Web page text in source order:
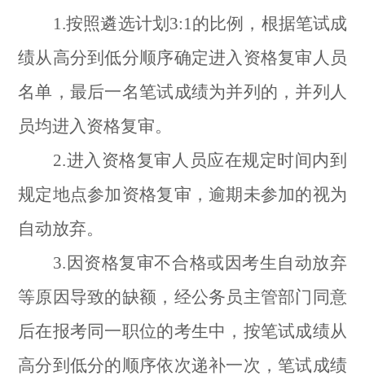
1.按照遴选计划3:1的比例，根据笔试成
绩从高分到低分顺序确定进入资格复审人员
名单，最后一名笔试成绩为并列的，并列人
员均进入资格复审。
2.进入资格复审人员应在规定时间内到
规定地点参加资格复审，逾期未参加的视为
自动放弃。
3.因资格复审不合格或因考生自动放弃
等原因导致的缺额，经公务员主管部门同意
后在报考同一职位的考生中，按笔试成绩从
高分到低分的顺序依次递补一次，笔试成绩